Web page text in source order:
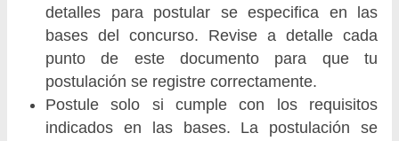
detalles para postular se especifica en las
bases del concurso. Revise a detalle cada
punto de este documento para que tu
postulación se registre correctamente.
Postule solo si cumple con los requisitos
indicados en las bases. La postulación se